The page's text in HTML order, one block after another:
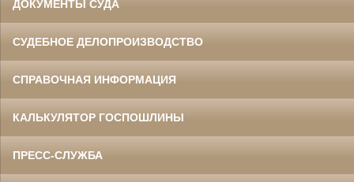
ДОКУМЕНТЫ СУДА
СУДЕБНОЕ ДЕЛОПРОИЗВОДСТВО
СПРАВОЧНАЯ ИНФОРМАЦИЯ
КАЛЬКУЛЯТОР ГОСПОШЛИНЫ
ПРЕСС-СЛУЖБА